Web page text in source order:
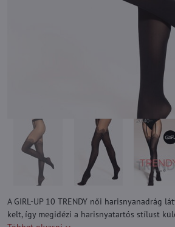
A GIRL-UP 10 TRENDY női harisnyanadrág
kelt, így megidézi a harisnyatartós stílust